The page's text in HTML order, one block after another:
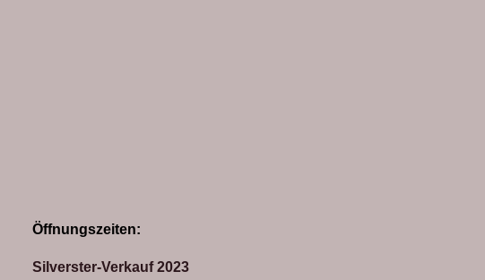
Öffnungszeiten:
Silverster-Verkauf 2023